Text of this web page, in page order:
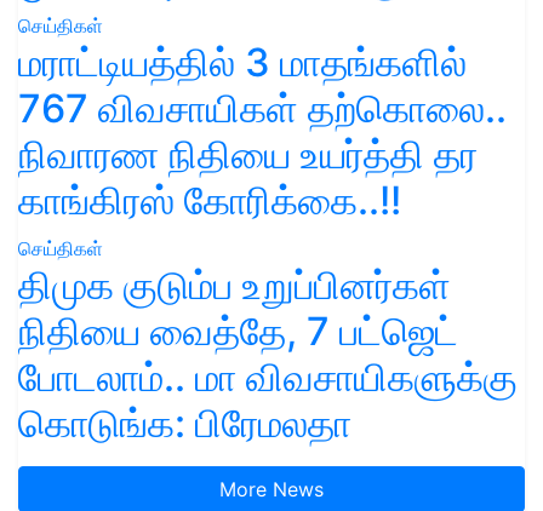
செய்திகள்
மராட்டியத்தில் 3 மாதங்களில்
767 விவசாயிகள் தற்கொலை..
நிவாரண நிதியை உயர்த்தி தர
காங்கிரஸ் கோரிக்கை..!!
செய்திகள்
திமுக குடும்ப உறுப்பினர்கள்
நிதியை வைத்தே, 7 பட்ஜெட்
போடலாம்.. மா விவசாயிகளுக்கு
கொடுங்க: பிரேமலதா
More News